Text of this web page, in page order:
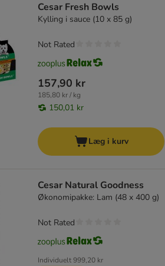
Cesar Fresh Bowls
Kylling i sauce (10 x 85 g)
157,90 kr
185,80 kr / kg
150,01 kr
Not Rated
Læg i kurv
Cesar Natural Goodness
Økonomipakke: Lam (48 x 400 g)
Individuelt999,20 kr
Not Rated